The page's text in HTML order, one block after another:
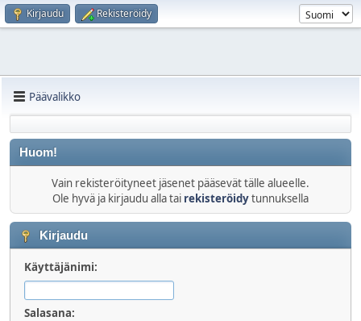
Kirjaudu Rekisteröidy
Päävalikko
Huom!
Vain rekisteröityneet jäsenet pääsevät tälle alueelle.
Ole hyvä ja kirjaudu alla tai rekisteröidytunnuksella
Kirjaudu
Käyttäjänimi:
Salasana: